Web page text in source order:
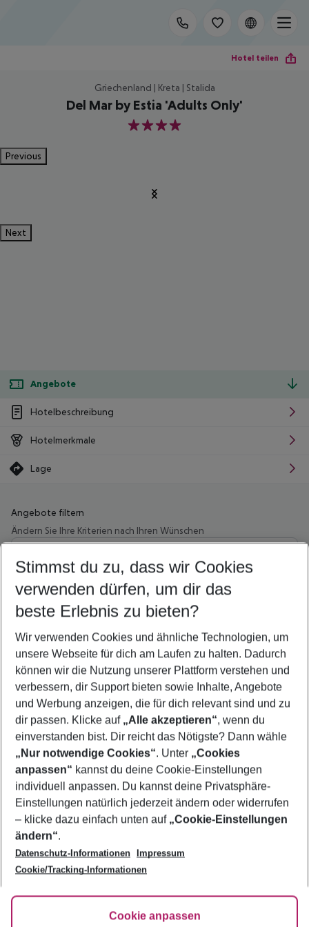
Hotel teilen
Griechenland | Kreta | Stalida
Del Mar by Estia 'Adults Only'
4
Previous
Next
Angebote
Hotelbeschreibung
Hotelmerkmale
Lage
Angebote filtern
Ändern Sie Ihre Kriterien nach Ihren Wünschen
Wähle deinen Abflughafen
Beliebiger Abflughafen
Wähle deinen Reisezeitraum
5-8 Nächte
2 Erwachsene Keine Kinder
Mehr Filter anzeigen
Footer
Footer navigation
Über uns
AGB
Bestpreisgarantie
Cookie-Einstellungen ändern
Cookie-Richtlinie
Agenturbetreuung
Barrierefreies Reisen
FAQ
HanseMerkur Reiseversicherung
Folge uns
Stimmst du zu, dass wir Cookies
verwenden dürfen, um dir das
beste Erlebnis zu bieten?
Wir verwenden Cookies und ähnliche Technologien, um
unsere Webseite für dich am Laufen zu halten. Dadurch
können wir die Nutzung unserer Plattform verstehen und
verbessern, dir Support bieten sowie Inhalte, Angebote
und Werbung anzeigen, die für dich relevant sind und zu
dir passen. Klicke auf „Alle akzeptieren“, wenn du
einverstanden bist. Dir reicht das Nötigste? Dann wähle
„Nur notwendige Cookies“. Unter „Cookies
anpassen“ kannst du deine Cookie-Einstellungen
individuell anpassen. Du kannst deine Privatsphäre-
Einstellungen natürlich jederzeit ändern oder widerrufen
– klicke dazu einfach unten auf „Cookie-Einstellungen
ändern“.
Datenschutz-Informationen
Impressum
Cookie/Tracking-Informationen
Cookie anpassen